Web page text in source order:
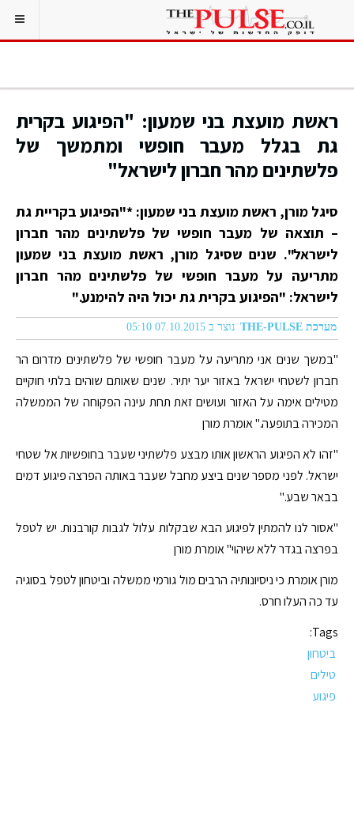
ראשת מועצת בני שמעון: "הפיגוע בקרית
גת בגלל מעבר חופשי ומתמשך של
פלשתינים מהר חברון לישראל"
סיגל מורן, ראשת מועצת בני שמעון: *"הפיגוע בקריית גת
– תוצאה של מעבר חופשי של פלשתינים מהר חברון
לישראל". שנים שסיגל מורן, ראשת מועצת בני שמעון
מתריעה על מעבר חופשי של פלשתינים מהר חברון
לישראל: "הפיגוע בקרית גת יכול היה להימנע."
מערכת THE-PULSE נוצר ב 07.10.2015 05:10
"במשך שנים אני מתריעה על מעבר חופשי של פלשתינים מדרום הר
חברון לשטחי ישראל באזור יער יתיר. שנים שאותם שוהים בלתי חוקיים
מטילים אימה על האזור ועושים זאת תחת עינה הפקוחה של הממשלה
המכירה בתופעה." אומרת מורן
"זהו לא הפיגוע הראשון אותו מבצע פלשתיני שעבר בחופשיות אל שטחי
ישראל. לפני מספר שנים ביצע מחבל שעבר באותה הפרצה פיגוע דמים
בבאר שבע."
"אסור לנו להמתין לפיגוע הבא שבקלות עלול לגבות קורבנות. יש לטפל
בפרצה בגדר ללא שיהוי" אומרת מורן
מורן אומרת כי ניסיונותיה הרבים מול גורמי ממשלה וביטחון לטפל בסוגיה
עד כה העלו חרס.
Tags:
ביטחון
טילים
פיגוע